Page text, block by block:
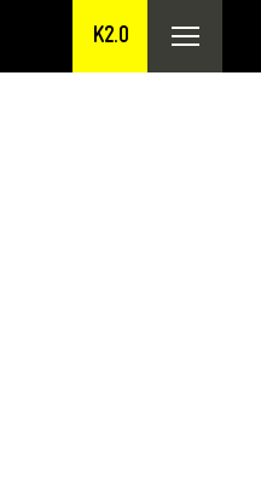
K2.0